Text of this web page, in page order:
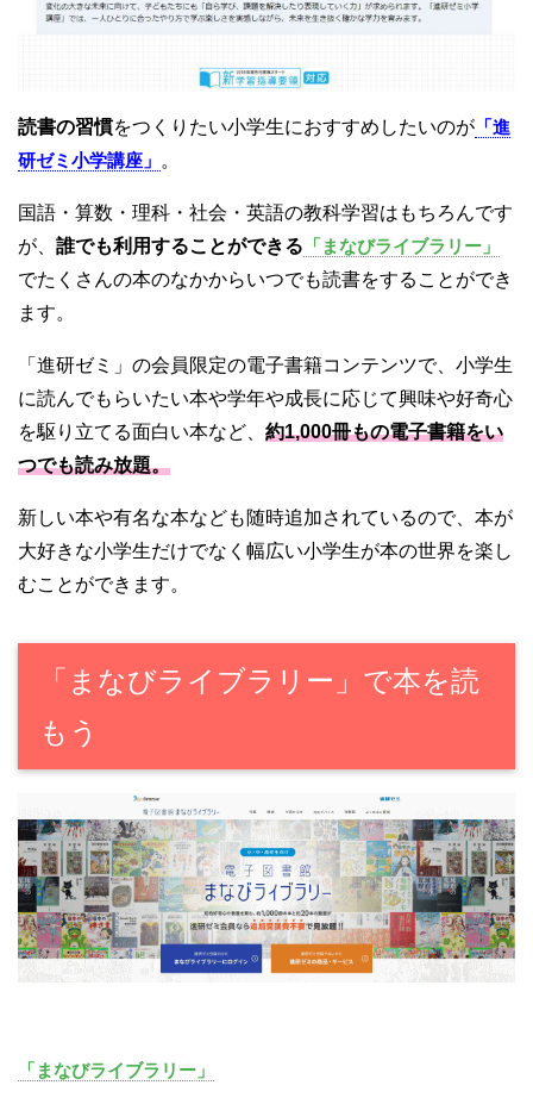
読書の習慣をつくりたい小学生におすすめしたいのが 「進
研ゼミ小学講座」 。
国語・算数・理科・社会・英語の教科学習はもちろんです
が、 誰でも利用することができる 「まなびライブラリー」
でたくさんの本のなかからいつでも読書をすることができ
ます。
「進研ゼミ」の会員限定の電子書籍コンテンツで、小学生
に読んでもらいたい本や学年や成長に応じて興味や好奇心
を駆り立てる面白い本など、 約1,000冊もの電子書籍をい
つでも読み放題。
新しい本や有名な本なども随時追加されているので、本が
大好きな小学生だけでなく幅広い小学生が本の世界を楽し
むことができます。
「まなびライブラリー」で本を読
もう
「まなびライブラリー」